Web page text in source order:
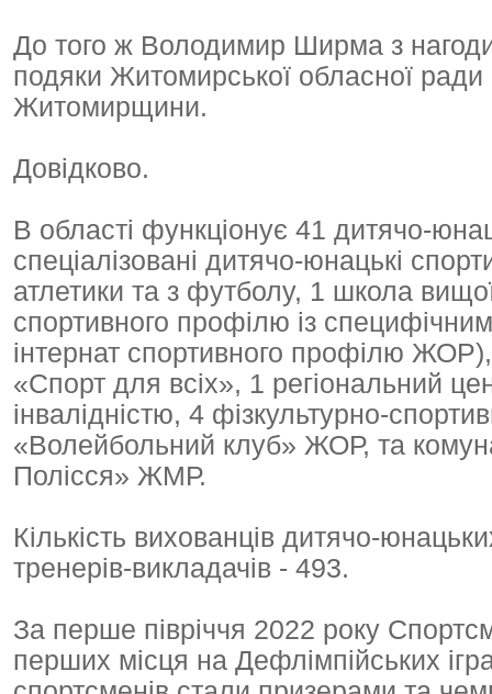
До того ж Володимир Ширма з
подяки Житомирської обласної
Житомирщини.
Довідково.
В області функціонує 41 дитячо-
спеціалізовані дитячо-юнацькі
атлетики та з футболу, 1 школа
спортивного профілю із
інтернат спортивного профілю
«Спорт для всіх», 1 регіональний
інвалідністю, 4 фізкультурно-
«Волейбольний клуб» ЖОР, та
Полісся» ЖМР.
Кількість вихованців дитячо-
тренерів-викладачів - 493.
За перше півріччя 2022 року
перших місця на Дефлімпійських